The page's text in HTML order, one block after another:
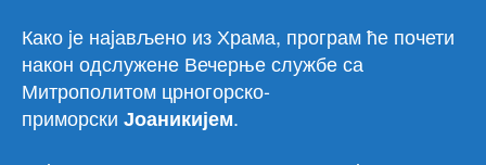
Како jе наjављено из Храма, програм ће почети
након одслужене Вечерње службе са
Митрополитом црногорско-
приморски Јоаникијем.